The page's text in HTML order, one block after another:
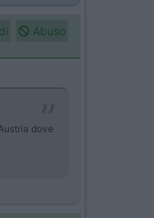
Abuso
dove